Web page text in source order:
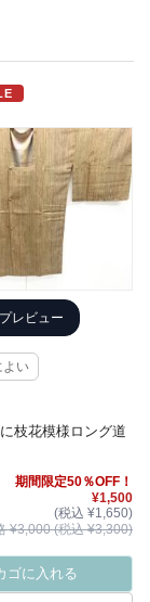
レビュー
よい
枝花模様ロング道
期間限定50％OFF！
¥1,500
(税込 ¥1,650)
¥3,000 (税込 ¥3,300)
ゴに入れる